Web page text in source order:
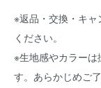
※返品・交換・キ
ください。
※生地感やカラーは
す。あらかじめご